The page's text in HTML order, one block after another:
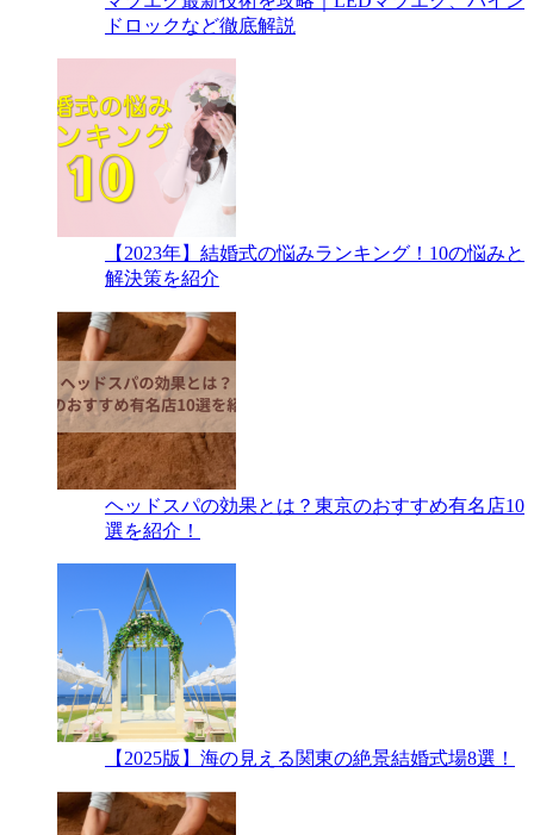
ドロックなど徹底解説
【2023年】結婚式の悩みランキング！10の悩みと
解決策を紹介
ヘッドスパの効果とは？東京のおすすめ有名店10
選を紹介！
【2025版】海の見える関東の絶景結婚式場8選！